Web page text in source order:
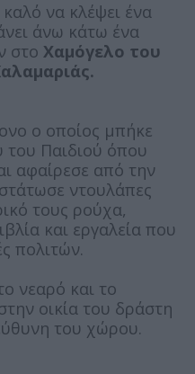
να κλέψει ένα
άνω κάτω ένα
στο Χαμόγελο του
ο οποίος μπήκε
του Παιδιού όπου
αφαίρεσε από την
ντουλάπες
τους ρούχα,
και εργαλεία που
πολιτών.
νεαρό και το
οικία του δράστη
του χώρου.